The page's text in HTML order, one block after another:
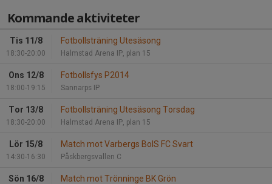
Kommande aktiviteter
Tis 11/8
18:30-20:00
Fotbollsträning Utesäsong
Halmstad Arena IP, plan 15
Ons 12/8
18:00-19:15
Fotbollsfys P2014
Sannarps IP
Tor 13/8
18:30-20:00
Fotbollsträning Utesäsong Torsdag
Halmstad Arena IP, plan 15
Lör 15/8
14:30-16:30
Match mot Varbergs BoIS FC Svart
Påskbergsvallen C
Sön 16/8 Match mot Trönninge BK Grön